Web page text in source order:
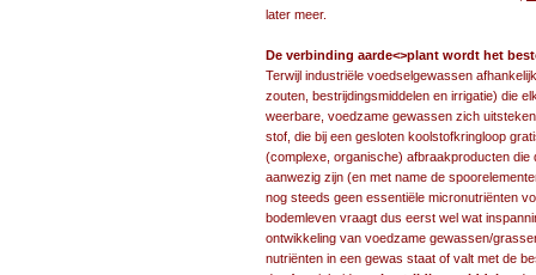
later meer.
De verbinding aarde<>plant wordt het
Terwijl industriële voedselgewassen
zouten, bestrijdingsmiddelen en irrigatie) die
weerbare, voedzame gewassen zich
stof, die bij een gesloten koolstofkringloop
(complexe, organische) afbraakproducten die
aanwezig zijn (en met name de
nog steeds geen essentiële micronutriënten
bodemleven vraagt dus eerst wel wat
ontwikkeling van voedzame gewassen/
nutriënten in een gewas staat of valt met de